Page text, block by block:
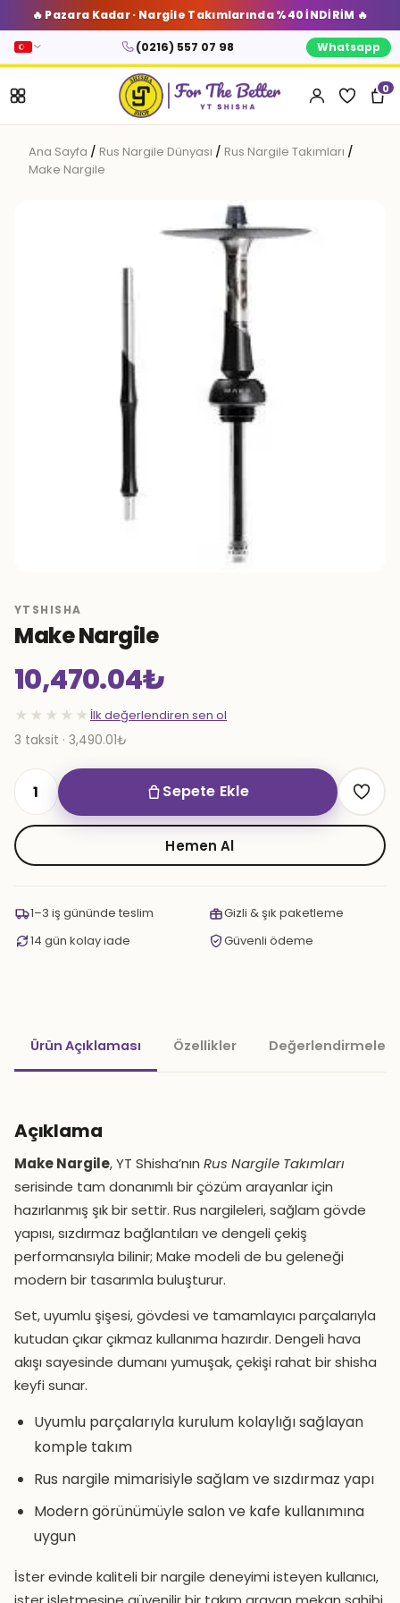
🔥 Pazara Kadar · Nargile Takımlarında %40 İNDİRİM 🔥
(0216) 557 07 98 Whatsapp
0
Ana Sayfa / Rus Nargile Dünyası / Rus Nargile Takımları /
Make Nargile
YTSHISHA
Make Nargile
10,470.04₺
★★★★★ İlk değerlendiren sen ol
3 taksit · 3,490.01₺
Make
Nargile
adet
Sepete Ekle
Hemen Al
1–3 iş gününde teslim
Gizli & şık paketleme
14 gün kolay iade
Güvenli ödeme
Ürün Açıklaması Özellikler Değerlendirmeler
Açıklama
Make Nargile, YT Shisha’nın Rus Nargile Takımları
serisinde tam donanımlı bir çözüm arayanlar için
hazırlanmış şık bir settir. Rus nargileleri, sağlam gövde
yapısı, sızdırmaz bağlantıları ve dengeli çekiş
performansıyla bilinir; Make modeli de bu geleneği
modern bir tasarımla buluşturur.
Set, uyumlu şişesi, gövdesi ve tamamlayıcı parçalarıyla
kutudan çıkar çıkmaz kullanıma hazırdır. Dengeli hava
akışı sayesinde dumanı yumuşak, çekişi rahat bir shisha
keyfi sunar.
Uyumlu parçalarıyla kurulum kolaylığı sağlayan
komple takım
Rus nargile mimarisiyle sağlam ve sızdırmaz yapı
Modern görünümüyle salon ve kafe kullanımına
uygun
İster evinde kaliteli bir nargile deneyimi isteyen kullanıcı,